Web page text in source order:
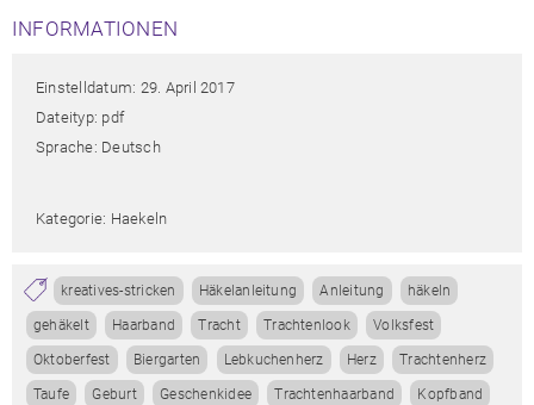
INFORMATIONEN
Einstelldatum: 29. April 2017
Dateityp: pdf
Sprache: Deutsch
Kategorie: Haekeln
kreatives-stricken Häkelanleitung Anleitung häkeln
gehäkelt Haarband Tracht Trachtenlook Volksfest
Oktoberfest Biergarten Lebkuchenherz Herz Trachtenherz
Taufe Geburt Geschenkidee Trachtenhaarband Kopfband